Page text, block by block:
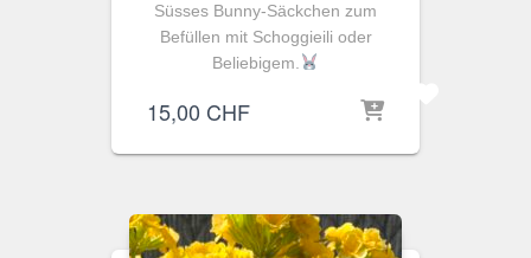
Süsses Bunny-Säckchen zum
Befüllen mit Schoggieili oder
Beliebigem.
15,00 CHF